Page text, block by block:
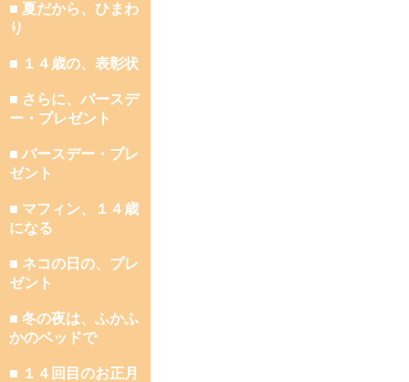
■ 夏だから、ひまわ
り
■ １４歳の、表彰状
■ さらに、バースデ
ー・プレゼント
■ バースデー・プレ
ゼント
■ マフィン、１４歳
になる
■ ネコの日の、プレ
ゼント
■ 冬の夜は、ふかふ
かのベッドで
■ １４回目のお正月